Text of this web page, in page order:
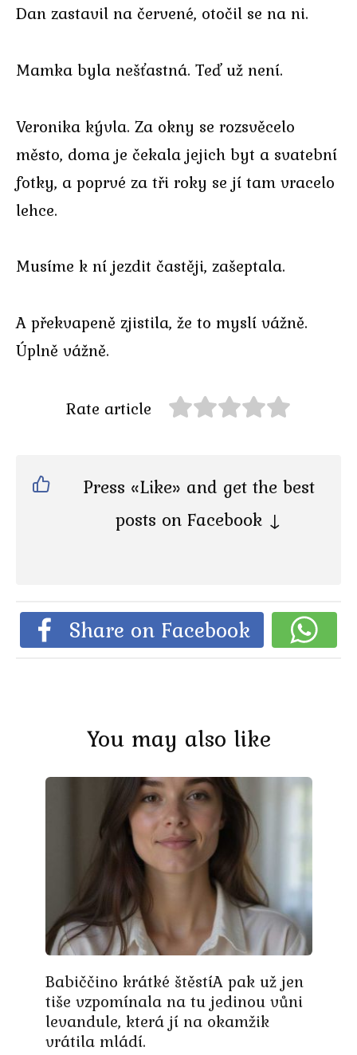
Dan zastavil na červené, otočil se na ni.
Mamka byla nešťastná. Teď už není.
Veronika kývla. Za okny se rozsvěcelo
město, doma je čekala jejich byt a svatební
fotky, a poprvé za tři roky se jí tam vracelo
lehce.
Musíme k ní jezdit častěji, zašeptala.
A překvapeně zjistila, že to myslí vážně.
Úplně vážně.
Rate article
Press «Like» and get the best
posts on Facebook ↓
Share on Facebook
You may also like
Babiččino krátké štěstíA pak už jen
tiše vzpomínala na tu jedinou vůni
levandule, která jí na okamžik
vrátila mládí.